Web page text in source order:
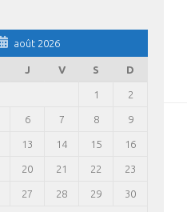
août 2026
J V S D
1 2
6 7 8 9
13 14 15 16
20 21 22 23
27 28 29 30